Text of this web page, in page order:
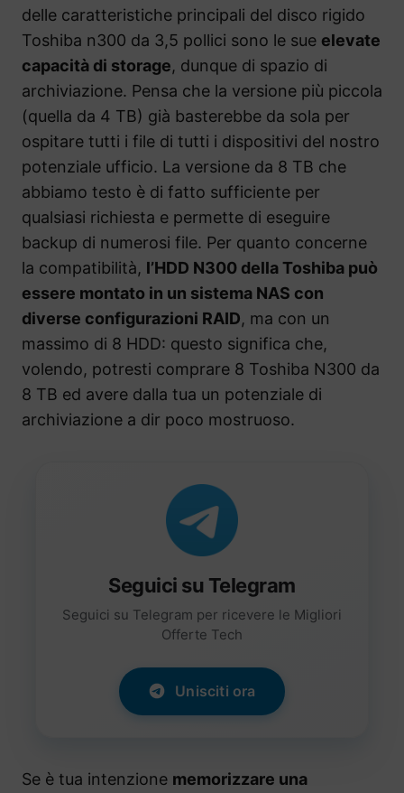
delle caratteristiche principali del disco rigido
Toshiba n300 da 3,5 pollici sono le sue elevate
capacità di storage, dunque di spazio di
archiviazione. Pensa che la versione più piccola
(quella da 4 TB) già basterebbe da sola per
ospitare tutti i file di tutti i dispositivi del nostro
potenziale ufficio. La versione da 8 TB che
abbiamo testo è di fatto sufficiente per
qualsiasi richiesta e permette di eseguire
backup di numerosi file. Per quanto concerne
la compatibilità, l’HDD N300 della Toshiba può
essere montato in un sistema NAS con
diverse configurazioni RAID, ma con un
massimo di 8 HDD: questo significa che,
volendo, potresti comprare 8 Toshiba N300 da
8 TB ed avere dalla tua un potenziale di
archiviazione a dir poco mostruoso.
Seguici su Telegram
Seguici su Telegram per ricevere le Migliori
Offerte Tech
Unisciti ora
Se è tua intenzione memorizzare una